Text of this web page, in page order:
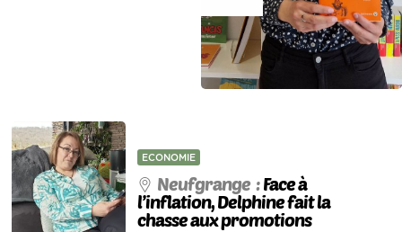
ECONOMIE
Neufgrange :Face à
l’inflation, Delphine fait la
chasse aux promotions